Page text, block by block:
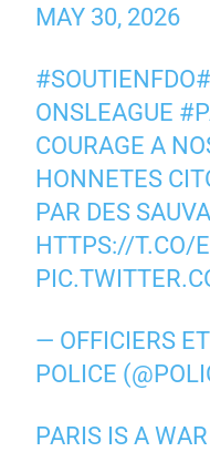
MAY 30, 2026
#SOUTIENFDO
ONSLEAGUE
COURAGE A
HONNETES
PAR DES
HTTPS://T.CO/
— OFFICIERS
POLICE
PARIS IS A